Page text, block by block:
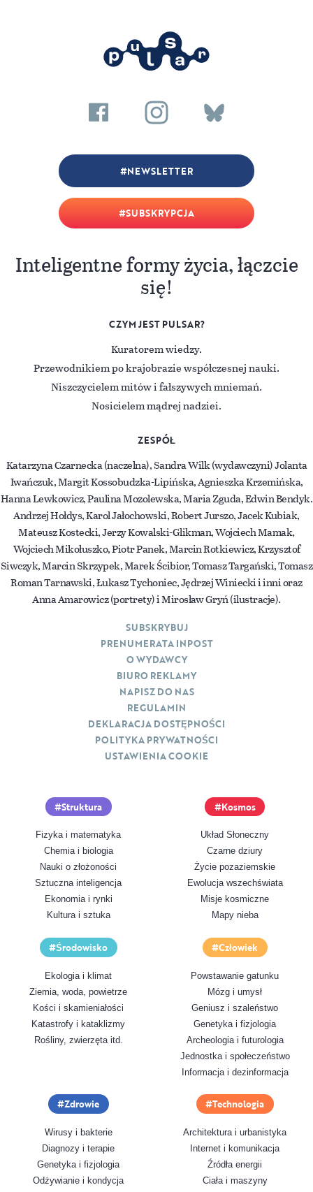
SUBSKRYPCJA
NEWSLETTER
Inteligentne formy życia, łączcie
się!
CZYM JEST PULSAR?
Kuratorem wiedzy.
Przewodnikiem po krajobrazie współczesnej nauki.
Niszczycielem mitów i fałszywych mniemań.
Nosicielem mądrej nadziei.
ZESPÓŁ
Katarzyna Czarnecka (naczelna), Sandra Wilk (wydawczyni) Jolanta
Iwańczuk, Margit Kossobudzka-Lipińska, Agnieszka Krzemińska,
Hanna Lewkowicz, Paulina Mozolewska, Maria Zguda, Edwin Bendyk.
Andrzej Hołdys, Karol Jałochowski, Robert Jurszo, Jacek Kubiak,
Mateusz Kostecki, Jerzy Kowalski-Glikman, Wojciech Mamak,
Wojciech Mikołuszko, Piotr Panek, Marcin Rotkiewicz, Krzysztof
Siwczyk, Marcin Skrzypek, Marek Ścibior, Tomasz Targański, Tomasz
Roman Tarnawski, Łukasz Tychoniec, Jędrzej Winiecki i inni oraz
Anna Amarowicz (portrety) i Mirosław Gryń (ilustracje).
Struktura
Fizyka i matematyka
Chemia i biologia
Nauki o złożoności
Sztuczna inteligencja
Ekonomia i rynki
Kultura i sztuka
Kosmos
Układ Słoneczny
Czarne dziury
Życie pozaziemskie
Ewolucja wszechświata
Misje kosmiczne
Mapy nieba
Środowisko
Ekologia i klimat
Ziemia, woda, powietrze
Kości i skamieniałości
Katastrofy i kataklizmy
Rośliny, zwierzęta itd.
Człowiek
Powstawanie gatunku
Mózg i umysł
Geniusz i szaleństwo
Genetyka i fizjologia
Archeologia i futurologia
Jednostka i społeczeństwo
Informacja i dezinformacja
Zdrowie
Wirusy i bakterie
Diagnozy i terapie
Genetyka i fizjologia
Odżywianie i kondycja
Technologia
Architektura i urbanistyka
Internet i komunikacja
Źródła energii
Ciała i maszyny
SUBSKRYBUJ
PRENUMERATA INPOST
O WYDAWCY
BIURO REKLAMY
NAPISZ DO NAS
REGULAMIN
DEKLARACJA DOSTĘPNOŚCI
POLITYKA PRYWATNOŚCI
USTAWIENIA COOKIE